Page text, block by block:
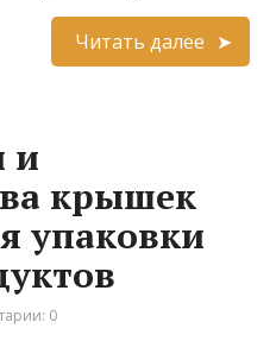
Читать далее
и
крышек
упаковки
0